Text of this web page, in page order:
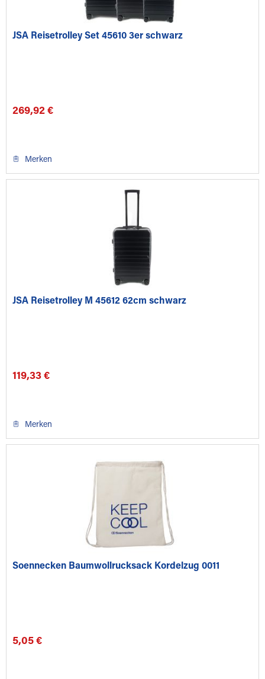
JSA Reisetrolley Set 45610 3er schwarz
269,92 €
Merken
JSA Reisetrolley M 45612 62cm schwarz
119,33 €
Merken
Soennecken Baumwollrucksack Kordelzug 0011
5,05 €